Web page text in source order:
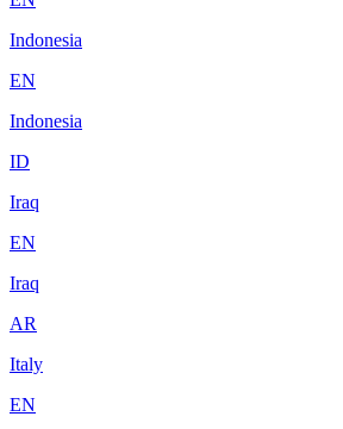
Indonesia
EN
Indonesia
ID
Iraq
EN
Iraq
AR
Italy
EN